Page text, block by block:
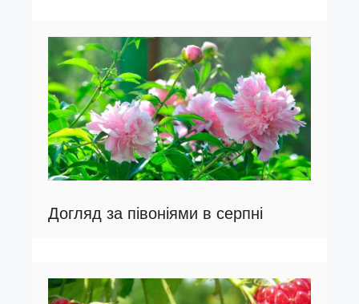
Догляд за півоніями в серпні